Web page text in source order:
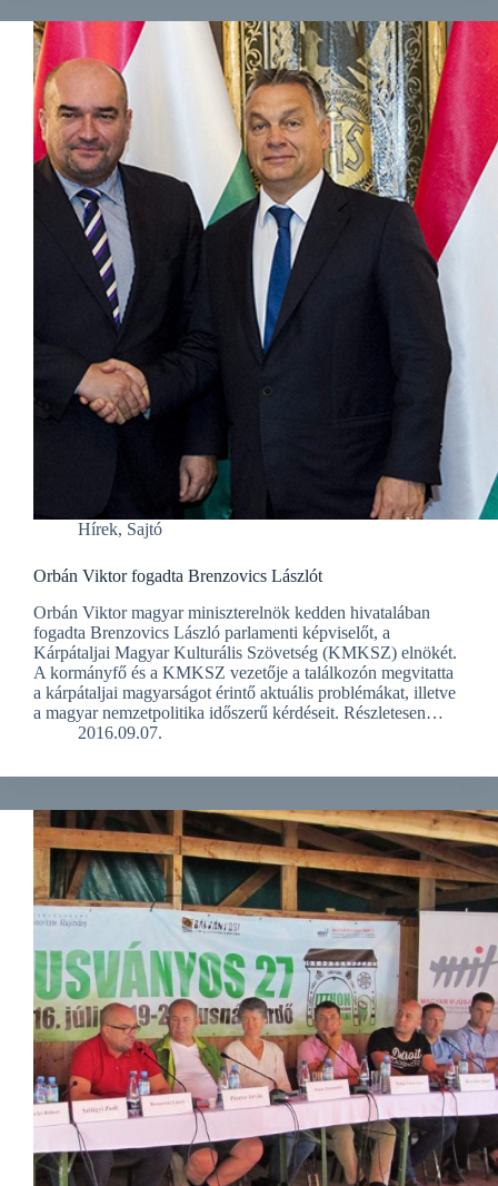
Hírek, Sajtó
Orbán Viktor fogadta Brenzovics Lászlót
Orbán Viktor magyar miniszterelnök kedden hivatalában
fogadta Brenzovics László parlamenti képviselőt, a
Kárpátaljai Magyar Kulturális Szövetség (KMKSZ) elnökét.
A kormányfő és a KMKSZ vezetője a találkozón megvitatta
a kárpátaljai magyarságot érintő aktuális problémákat, illetve
a magyar nemzetpolitika időszerű kérdéseit. Részletesen…
2016.09.07.